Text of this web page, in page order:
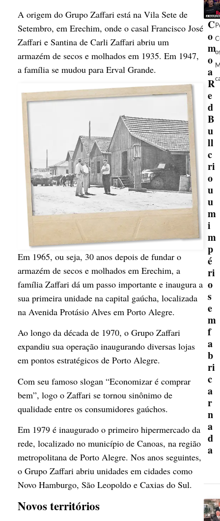
A origem do Grupo Zaffari está na Vila Sete de
Setembro, em Erechim, onde o casal Francisco José
Zaffari e Santina de Carli Zaffari abriu um
armazém de secos e molhados em 1935. Em 1947,
a família se mudou para Erval Grande.
Em 1965, ou seja, 30 anos depois de fundar o
armazém de secos e molhados em Erechim, a
família Zaffari dá um passo importante e inaugura a
sua primeira unidade na capital gaúcha, localizada
na Avenida Protásio Alves em Porto Alegre.
Ao longo da década de 1970, o Grupo Zaffari
expandiu sua operação inaugurando diversas lojas
em pontos estratégicos de Porto Alegre.
Com seu famoso slogan “Economizar é comprar
bem”, logo o Zaffari se tornou sinônimo de
qualidade entre os consumidores gaúchos.
Em 1979 é inaugurado o primeiro hipermercado da
rede, localizado no município de Canoas, na região
metropolitana de Porto Alegre. Nos anos seguintes,
o Grupo Zaffari abriu unidades em cidades como
Novo Hamburgo, São Leopoldo e Caxias do Sul.
Novos territórios
C
o
m
o
a
R
e
d
B
u
ll
c
ri
o
u
u
m
i
m
p
é
ri
o
s
e
m
f
a
b
ri
c
a
r
n
a
d
a